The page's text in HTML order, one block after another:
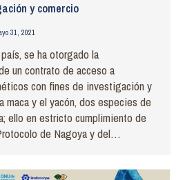
y comercio
31, 2021
se ha otorgado la
un contrato de acceso a
con fines de investigación y
maca y el yacón, dos especies de
ello en estricto cumplimiento de
de Nagoya y del…